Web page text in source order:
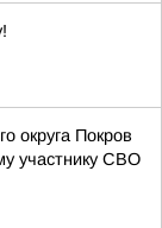
округа Покров
участнику СВО